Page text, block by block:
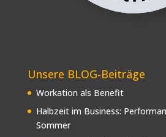
Unsere BLOG-Beiträge
Workation als Benefit
Halbzeit im Business:
Sommer